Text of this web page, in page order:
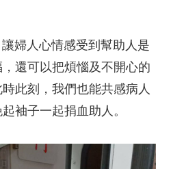
人心情感受到幫助人是
還可以把煩惱及不開心的
此刻，我們也能共感病人
袖子一起捐血助人。